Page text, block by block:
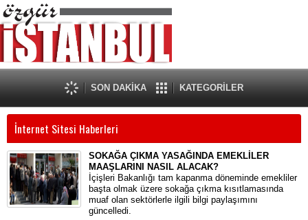
SON DAKİKA KATEGORİLER
İnternet Sitesi Haberleri
SOKAĞA ÇIKMA YASAĞINDA EMEKLİLER
MAAŞLARINI NASIL ALACAK?
İçişleri Bakanlığı tam kapanma döneminde emekliler
başta olmak üzere sokağa çıkma kısıtlamasında
muaf olan sektörlerle ilgili bilgi paylaşımını
güncelledi.